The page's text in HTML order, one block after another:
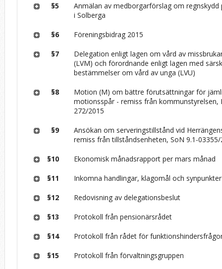
§5
Anmälan av medborgarförslag om regnskydd
i Solberga
§6 Föreningsbidrag 2015
§7
Delegation enligt lagen om vård av
(LVM) och förordnande enligt lagen med
bestämmelser om vård av unga (LVU)
§8
Motion (M) om bättre förutsättningar för
motionsspår - remiss från kommunstyrelsen,
272/2015
§9
Ansökan om serveringstillstånd vid
remiss från tillståndsenheten, SoN 9.1-
§10 Ekonomisk månadsrapport per mars månad
§11 Inkomna handlingar, klagomål och synpunkter
§12 Redovisning av delegationsbeslut
§13 Protokoll från pensionärsrådet
§14 Protokoll från rådet för
§15 Protokoll från förvaltningsgruppen